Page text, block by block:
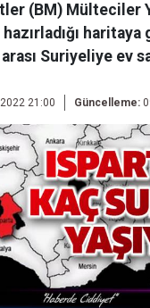
(BM) Mülteciler
haritaya
Suriyeliye ev
21:00 Güncelleme: